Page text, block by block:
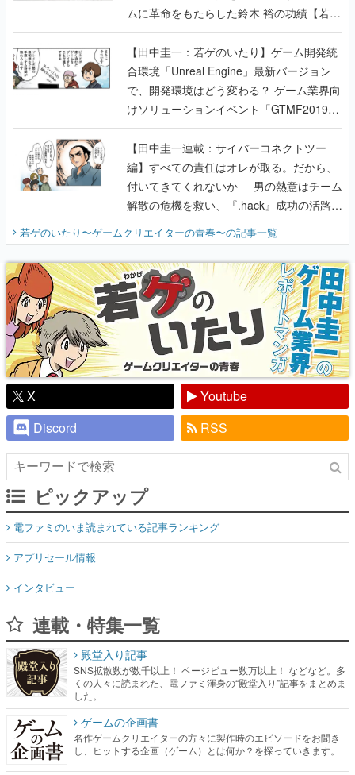
ムに革命をもたらした鈴木 裕の功績【若ゲ
のいたり】
【田中圭一：若ゲのいたり】ゲーム開発統
合環境「Unreal Engine」最新バージョン
で、開発環境はどう変わる？ ゲーム業界向
けソリューションイベント「GTMF2019」
に行って、より理解を深めよう【PR】
【田中圭一連載：サイバーコネクトツー
編】すべての責任はオレが取る。だから、
付いてきてくれないか──男の熱意はチーム
解散の危機を救い、『.hack』成功の活路を
『少年ジャンプ』色だった【若ゲのいた
り】
若ゲのいたり〜ゲームクリエイターの青春〜の記事一覧
X
Youtube
Discord
RSS
ピックアップ
電ファミのいま読まれている記事ランキング
アプリセール情報
インタビュー
連載・特集一覧
殿堂入り記事
SNS拡散数が数千以上！ ページビュー数万以上！ などなど。多
くの人々に読まれた、電ファミ渾身の“殿堂入り”記事をまとめま
した。
ゲームの企画書
名作ゲームクリエイターの方々に製作時のエピソードをお聞き
し、ヒットする企画（ゲーム）とは何か？を探っていきます。